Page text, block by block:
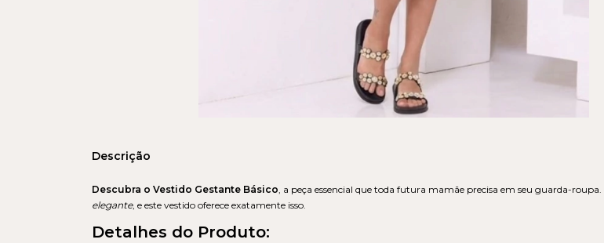
Descrição
Descubra o Vestido Gestante Básico , a peça essencial que toda futura mamãe precisa em seu guarda-roupa.
elegante, e este vestido oferece exatamente isso.
Detalhes do Produto: